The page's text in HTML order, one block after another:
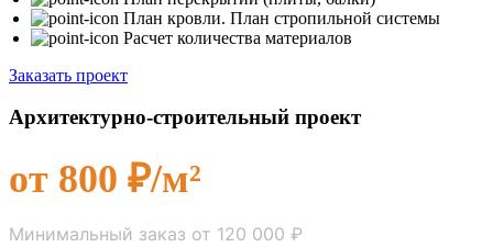
План кровли. План стропильной системы
Расчет количества материалов
Заказать проект
Архитектурно-строительный проект
от 800 ₽/м²
Минимальный заказ от 120 000 ₽